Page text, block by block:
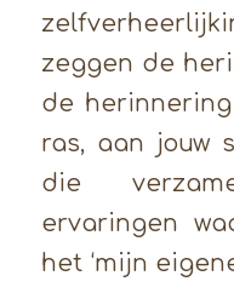
zeggen de
de
ras, aan jouw
die
ervaringen
het ‘mijn